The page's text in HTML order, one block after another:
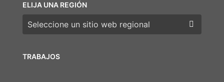
TRABAJOS
ELIJA UNA REGIÓN
Elija una región